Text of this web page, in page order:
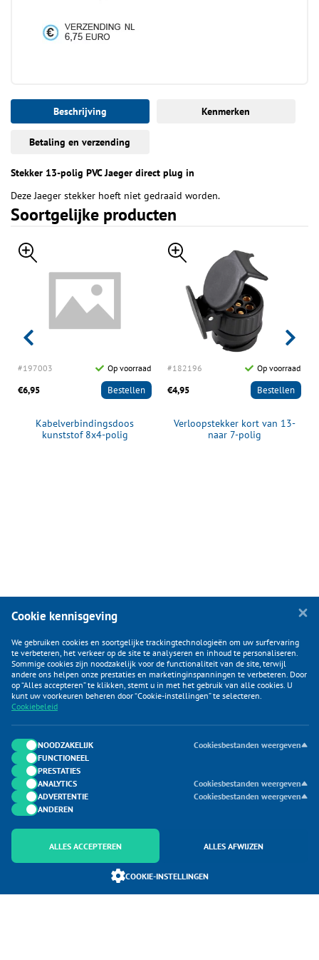
Beschrijving Kenmerken
Betaling en verzending
Stekker 13-polig PVC Jaeger direct plug in
Deze Jaeger stekker hoeft niet gedraaid worden.
Soortgelijke producten
#197003 Op voorraad
€6,95 Bestellen
Kabelverbindingsdoos
kunststof 8x4-polig
#182196 Op voorraad
€4,95 Bestellen
Verloopstekker kort van 13-
naar 7-polig
KLANTENSERVICE
CATEGORIEËN
DUIJVELAAR E-COMMERCE
CONTACTEN
Onderdeel van Duijvelaar E-commerce
SoloMono.net
Cookie kennisgeving
We gebruiken cookies en soortgelijke trackingtechnologieën om uw surfervaring
te verbeteren, het verkeer op de site te analyseren en inhoud te personaliseren.
Sommige cookies zijn noodzakelijk voor de functionaliteit van de site, terwijl
andere ons helpen onze prestaties en marketinginspanningen te verbeteren. Door
op “Alles accepteren” te klikken, stemt u in met het gebruik van alle cookies. U
kunt uw voorkeuren beheren door “Cookie-instellingen” te selecteren.
Cookiebeleid
NOODZAKELIJK
Cookiesbestanden weergeven
FUNCTIONEEL
PRESTATIES
ANALYTICS
Cookiesbestanden weergeven
ADVERTENTIE
Cookiesbestanden weergeven
ANDEREN
ALLES ACCEPTEREN ALLES AFWIJZEN
COOKIE-INSTELLINGEN